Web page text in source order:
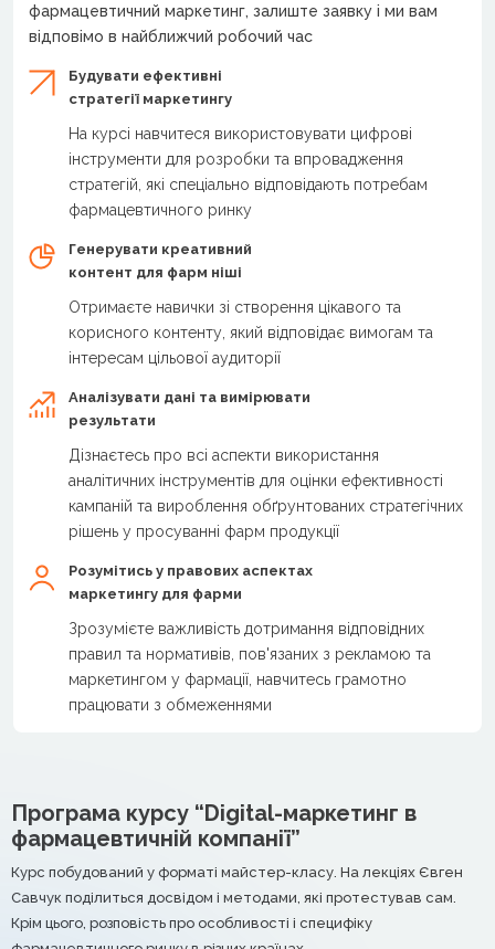
фармацевтичний маркетинг, залиште заявку і ми вам
відповімо в найближчий робочий час
Будувати ефективні
стратегії маркетингу
На курсі навчитеся використовувати цифрові
інструменти для розробки та впровадження
стратегій, які спеціально відповідають потребам
фармацевтичного ринку
Генерувати креативний
контент для фарм ніші
Отримаєте навички зі створення цікавого та
корисного контенту, який відповідає вимогам та
інтересам цільової аудиторії
Аналізувати дані та вимірювати
результати
Дізнаєтесь про всі аспекти використання
аналітичних інструментів для оцінки ефективності
кампаній та вироблення обґрунтованих стратегічних
рішень у просуванні фарм продукції
Розумітись у правових аспектах
маркетингу для фарми
Зрозумієте важливість дотримання відповідних
правил та нормативів, пов'язаних з рекламою та
маркетингом у фармації, навчитесь грамотно
працювати з обмеженнями
Програма курсу “Digital-маркетинг в
фармацевтичній компанії”
Курс побудований у форматі майстер-класу. На лекціях Євген
Савчук поділиться досвідом і методами, які протестував сам.
Крім цього, розповість про особливості і специфіку